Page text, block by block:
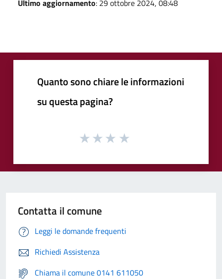
Ultimo aggiornamento: 29 ottobre 2024, 08:48
Quanto sono chiare le informazioni
su questa pagina?
Contatta il comune
Leggi le domande frequenti
Richiedi Assistenza
Chiama il comune 0141 611050